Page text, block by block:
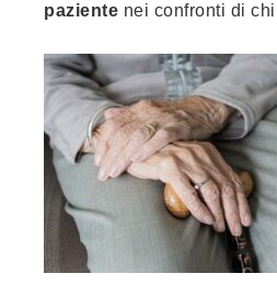
paziente nei confronti di